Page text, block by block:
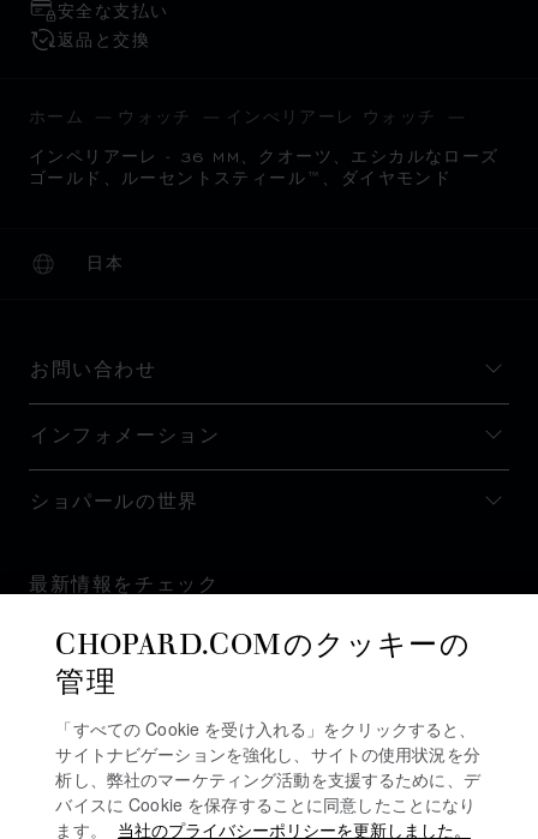
安全な支払い
返品と交換
ホーム ウォッチ インぺリアーレ ウォッチ
インペリアーレ - 36 MM、クオーツ、エシカルなローズ
ゴールド、ルーセントスティール™、ダイヤモンド
日本
ローカリゼーション (国の変更)
国の変更
お問い合わせ
インフォメーション
ショパールの世界
最新情報をチェック
ニュースレターを購読
CHOPARD.COMのクッキーの
管理
「すべての Cookie を受け入れる」をクリックすると、
サイトナビゲーションを強化し、サイトの使用状況を分
析し、弊社のマーケティング活動を支援するために、デ
バイスに Cookie を保存することに同意したことになり
ます。
当社のプライバシーポリシーを更新しました。